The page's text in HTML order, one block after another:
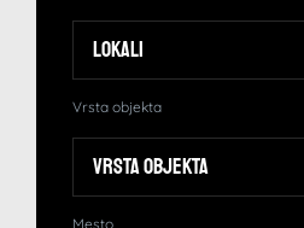
Vrsta objekta
Mesto